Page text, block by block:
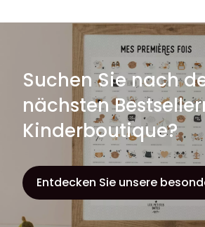
Suchen Sie nach
nächsten
Kinderboutique?
Entdecken Sie unsere